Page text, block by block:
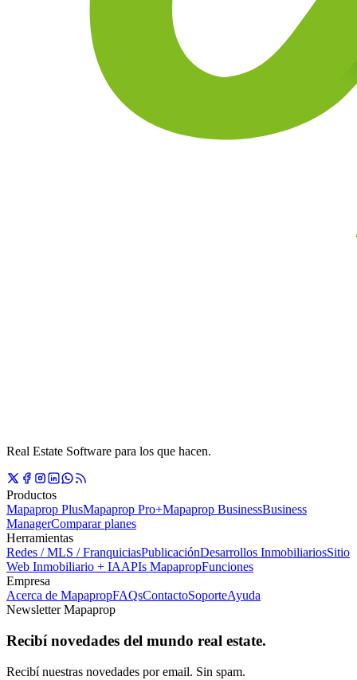
Real Estate Software para los que hacen.
Productos
Mapaprop PlusMapaprop Pro+Mapaprop BusinessBusiness
ManagerComparar planes
Herramientas
Redes / MLS / FranquiciasPublicaciónDesarrollos InmobiliariosSitio
Web Inmobiliario + IAAPIs MapapropFunciones
Empresa
Acerca de MapapropFAQsContactoSoporteAyuda
Newsletter Mapaprop
Recibí novedades del mundo real estate.
Recibí nuestras novedades por email. Sin spam.